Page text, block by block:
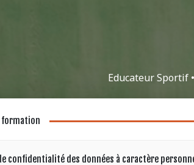
Educateur Sportif
formation
confidentialité des données à caractère